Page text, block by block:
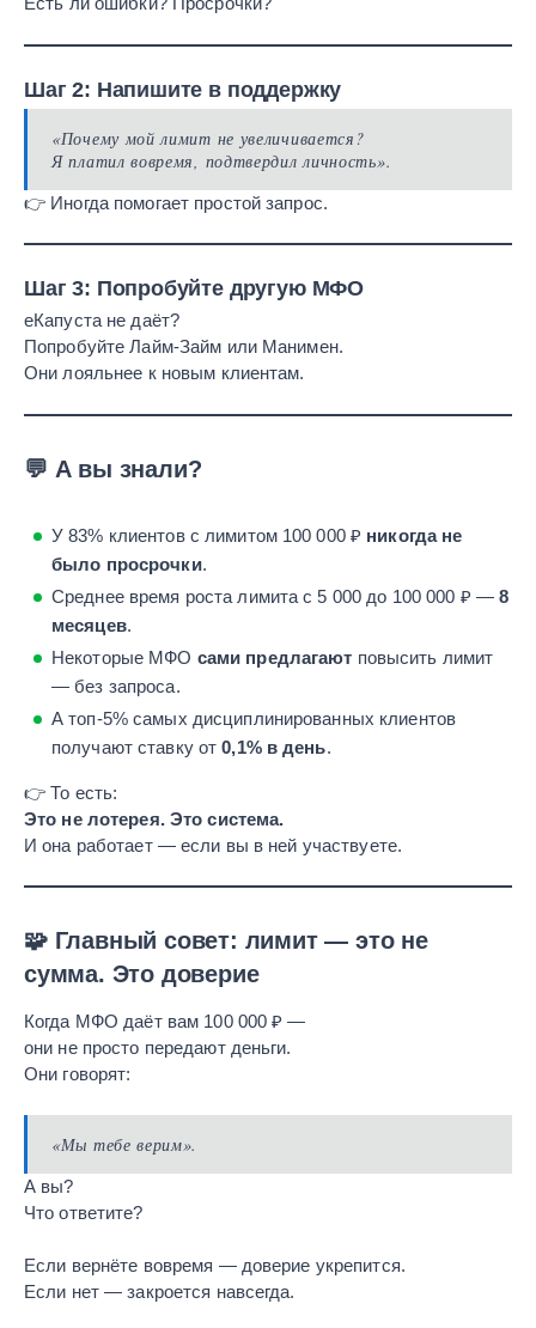
Шаг 2: Напишите в поддержку
«Почему мой лимит не увеличивается?
Я платил вовремя, подтвердил личность».
👉 Иногда помогает простой запрос.
Шаг 3: Попробуйте другую МФО
еКапуста не даёт?
Попробуйте Лайм-Займ или Манимен.
Они лояльнее к новым клиентам.
💬 А вы знали?
У 83% клиентов с лимитом 100 000 ₽ никогда не
было просрочки.
Среднее время роста лимита с 5 000 до 100 000 ₽ — 8
месяцев.
Некоторые МФО сами предлагают повысить лимит
— без запроса.
А топ-5% самых дисциплинированных клиентов
получают ставку от0,1% в день.
👉 То есть:
Это не лотерея. Это система.
И она работает — если вы в ней участвуете.
🧩 Главный совет: лимит — это не
сумма. Это доверие
Когда МФО даёт вам 100 000 ₽ —
они не просто передают деньги.
Они говорят:
«Мы тебе верим».
А вы?
Что ответите?
Если вернёте вовремя — доверие укрепится.
Если нет — закроется навсегда.